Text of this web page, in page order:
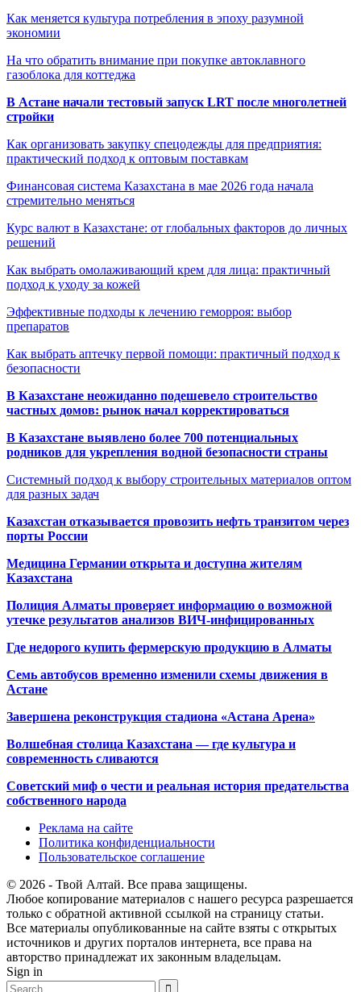
Как меняется культура потребления в эпоху разумной
экономии
На что обратить внимание при покупке автоклавного
газоблока для коттеджа
В Астане начали тестовый запуск LRT после многолетней
стройки
Как организовать закупку спецодежды для предприятия:
практический подход к оптовым поставкам
Финансовая система Казахстана в мае 2026 года начала
стремительно меняться
Курс валют в Казахстане: от глобальных факторов до личных
решений
Как выбрать омолаживающий крем для лица: практичный
подход к уходу за кожей
Эффективные подходы к лечению геморроя: выбор
препаратов
Как выбрать аптечку первой помощи: практичный подход к
безопасности
В Казахстане неожиданно подешевело строительство
частных домов: рынок начал корректироваться
В Казахстане выявлено более 700 потенциальных
родников для укрепления водной безопасности страны
Системный подход к выбору строительных материалов оптом
для разных задач
Казахстан отказывается провозить нефть транзитом через
порты России
Медицина Германии открыта и доступна жителям
Казахстана
Полиция Алматы проверяет информацию о возможной
утечке результатов анализов ВИЧ-инфицированных
Где недорого купить фермерскую продукцию в Алматы
Семь автобусов временно изменили схемы движения в
Астане
Завершена реконструкция стадиона «Астана Арена»
Волшебная столица Казахстана — где культура и
современность сливаются
Советский миф о чести и реальная история предательства
собственного народа
Реклама на сайте
Политика конфиденциальности
Пользовательское соглашение
© 2026 - Твой Алтай. Все права защищены.
Любое копирование материалов с нашего ресурса разрешается
только с обратной активной ссылкой на страницу статьи.
Все материалы опубликованные на сайте взяты с открытых
источников и других порталов интернета, все права на
авторство принадлежат их законным владельцам.
Sign in